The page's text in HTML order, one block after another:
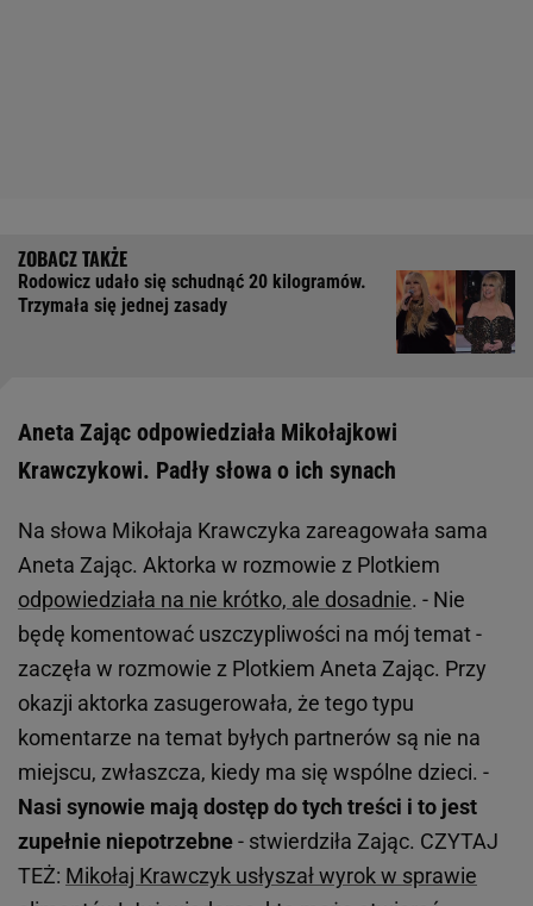
Rodowicz udało się schudnąć 20 kilogramów.
Trzymała się jednej zasady
Aneta Zając odpowiedziała Mikołajkowi
Krawczykowi. Padły słowa o ich synach
Na słowa Mikołaja Krawczyka zareagowała sama
Aneta Zając. Aktorka w rozmowie z Plotkiem
odpowiedziała na nie krótko, ale dosadnie. - Nie
będę komentować uszczypliwości na mój temat -
zaczęła w rozmowie z Plotkiem Aneta Zając. Przy
okazji aktorka zasugerowała, że tego typu
komentarze na temat byłych partnerów są nie na
miejscu, zwłaszcza, kiedy ma się wspólne dzieci. -
Nasi synowie mają dostęp do tych treści i to jest
zupełnie niepotrzebne- stwierdziła Zając. CZYTAJ
TEŻ: Mikołaj Krawczyk usłyszał wyrok w sprawie